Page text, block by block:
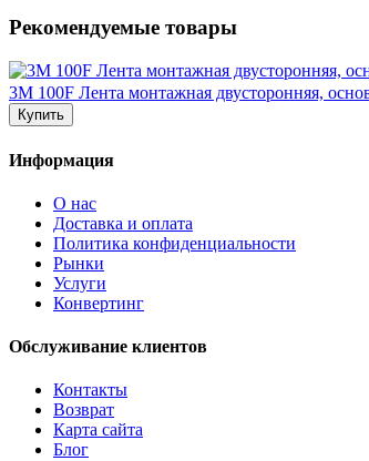
Рекомендуемые товары
3М 100F Лента монтажная двусторонняя,
Купить
Информация
O нас
Доставка и оплата
Политика конфиденциальности
Рынки
Услуги
Конвертинг
Обслуживание клиентов
Контакты
Возврат
Карта сайта
Блог